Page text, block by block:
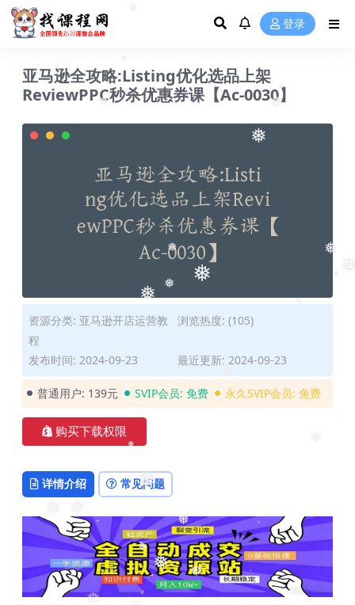
❅
❅
❅
❅
❅
❅
❅
❅ ❅
❅
❅
❅
❅
❅
❅
❅
❅
❅
❅
登录
亚马逊全攻略:Listing优化选品上架
ReviewPPC秒杀优惠券课【Ac-0030】
资源分类: 亚马逊开店运营教
程
浏览热度: (105)
发布时间: 2024-09-23 最近更新: 2024-09-23
普通用户: 139元 SVIP会员: 免费 永久SVIP会员: 免费
购买下载权限
详情介绍 常见问题